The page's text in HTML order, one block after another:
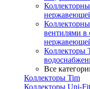
вентилями в
Коллекторы
Все
Коллекторы Tim
Коллекторы Uni-